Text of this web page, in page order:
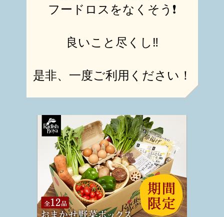
フードロスをなくそう❗️
良いこと尽くし‼️
是非、一度ご利用ください！